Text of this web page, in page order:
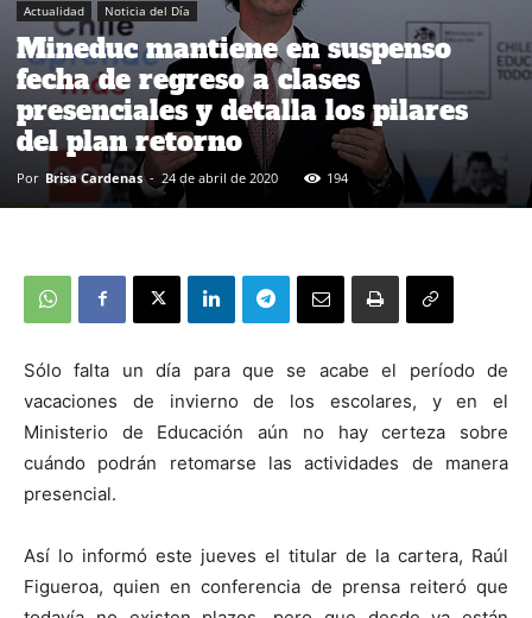
Actualidad Noticia del Día
Mineduc mantiene en suspenso
fecha de regreso a clases
presenciales y detalla los pilares
del plan retorno
Por Brisa Cardenas - 24 de abril de 2020 194
Sólo falta un día para que se acabe el período de
vacaciones de invierno de los escolares, y en el
Ministerio de Educación aún no hay certeza sobre
cuándo podrán retomarse las actividades de manera
presencial.
Así lo informó este jueves el titular de la cartera, Raúl
Figueroa, quien en conferencia de prensa reiteró que